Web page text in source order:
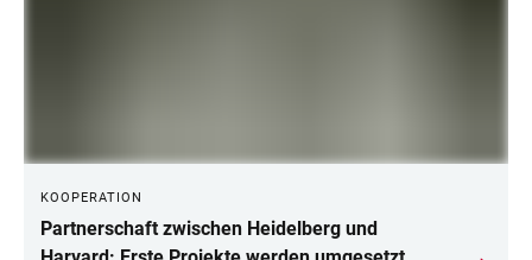
KOOPERATION
Partnerschaft zwischen Heidelberg und